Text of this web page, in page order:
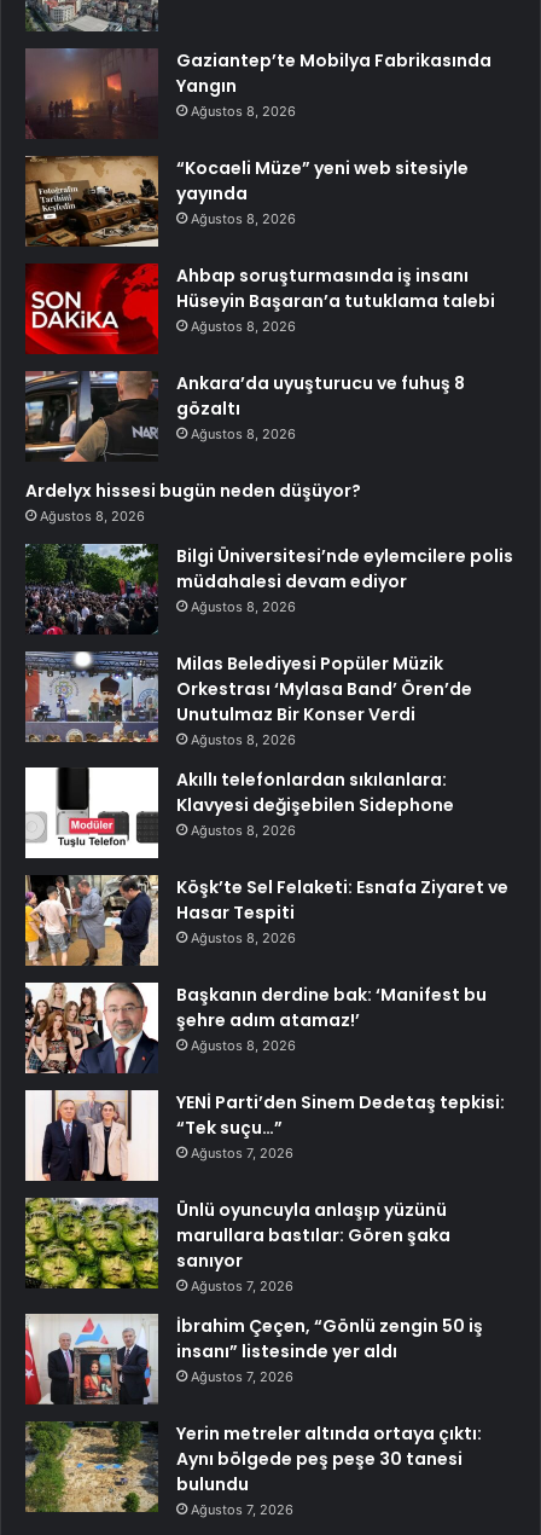
Gaziantep’te Mobilya Fabrikasında
Yangın
Ağustos 8, 2026
“Kocaeli Müze” yeni web sitesiyle
yayında
Ağustos 8, 2026
Ahbap soruşturmasında iş insanı
Hüseyin Başaran’a tutuklama talebi
Ağustos 8, 2026
Ankara’da uyuşturucu ve fuhuş 8
gözaltı
Ağustos 8, 2026
Ardelyx hissesi bugün neden düşüyor?
Ağustos 8, 2026
Bilgi Üniversitesi’nde eylemcilere polis
müdahalesi devam ediyor
Ağustos 8, 2026
Milas Belediyesi Popüler Müzik
Orkestrası ‘Mylasa Band’ Ören’de
Unutulmaz Bir Konser Verdi
Ağustos 8, 2026
Akıllı telefonlardan sıkılanlara:
Klavyesi değişebilen Sidephone
Ağustos 8, 2026
Köşk’te Sel Felaketi: Esnafa Ziyaret ve
Hasar Tespiti
Ağustos 8, 2026
Başkanın derdine bak: ‘Manifest bu
şehre adım atamaz!’
Ağustos 8, 2026
YENİ Parti’den Sinem Dedetaş tepkisi:
“Tek suçu…”
Ağustos 7, 2026
Ünlü oyuncuyla anlaşıp yüzünü
marullara bastılar: Gören şaka
sanıyor
Ağustos 7, 2026
İbrahim Çeçen, “Gönlü zengin 50 iş
insanı” listesinde yer aldı
Ağustos 7, 2026
Yerin metreler altında ortaya çıktı:
Aynı bölgede peş peşe 30 tanesi
bulundu
Ağustos 7, 2026